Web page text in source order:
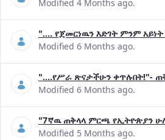
Modified 4 Months ago.
".... የጀመርነዉን እድገት ምንም
Modified 6 Months ago.
"....የሥራ ጽናታችሁን ቀጥሉበት!"-
Modified 6 Months ago.
"7ኛዉ ጠቅላላ ምርጫ የኢትዮጵያን
Modified 5 Months ago.